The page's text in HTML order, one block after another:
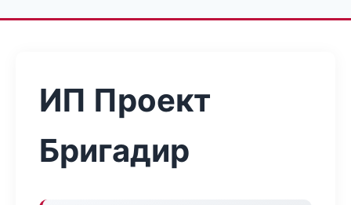
ИП Проект
Бригадир